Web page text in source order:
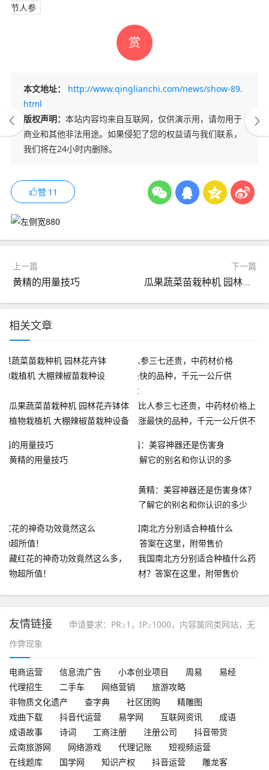
节人参
赏
本文地址：
http://www.qinglianchi.com/news/show-89.
html
版权声明： 本站内容均来自互联网，仅供演示用，请勿用于
商业和其他非法用途。如果侵犯了您的权益请与我们联系，
我们将在24小时内删除。
赞 11
上一篇
黄精的用量技巧
下一篇
瓜果蔬菜苗栽种机 园林花卉钵体植物栽植机 大棚辣椒苗栽种设备
相关文章
瓜果蔬菜苗栽种机 园林花卉钵体
植物栽植机 大棚辣椒苗栽种设备
比人参三七还贵，中药材价格上
涨最快的品种，千元一公斤供不
黄精的用量技巧
黄精：美容神器还是伤害身体？
了解它的别名和你认识的多少
藏红花的神奇功效竟然这么多，
物超所值！
我国南北方分别适合种植什么药
材？答案在这里，附带售价
友情链接
申请要求：PR≥1，IP≥1000，内容属同类网站，无
作弊现象
电商运营 信息流广告 小本创业项目 周易
易经
代理招生
二手车 网络营销
旅游攻略
非物质文化遗产
查字典 社区团购
精雕图
戏曲下载
抖音代运营 易学网 互联网资讯
成语
成语故事
诗词 工商注册 注册公司
抖音带货
云南旅游网
网络游戏 代理记账
短视频运营
在线题库
国学网 知识产权 抖音运营
雕龙客